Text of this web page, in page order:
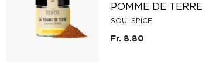
POMME DE TERRE
SOULSPICE
Fr. 8.80